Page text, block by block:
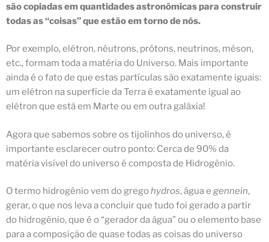
são copiadas em quantidades astronômicas para construir
todas as “coisas” que estão em torno de nós.
Por exemplo, elétron, nêutrons, prótons, neutrinos, méson,
etc., formam toda a matéria do Universo. Mais importante
ainda é o fato de que estas partículas são exatamente iguais:
um elétron na superfície da Terra é exatamente igual ao
elétron que está em Marte ou em outra galáxia!
Agora que sabemos sobre os tijolinhos do universo, é
importante esclarecer outro ponto: Cerca de 90% da
matéria visível do universo é composta de Hidrogênio.
O termo hidrogêniovem do gregohydros, água e gennein,
gerar,o que nos leva a concluir que tudo foi gerado a partir
do hidrogênio, que é o “gerador da água” ou o elemento base
para a composição de quase todas as coisas do universo